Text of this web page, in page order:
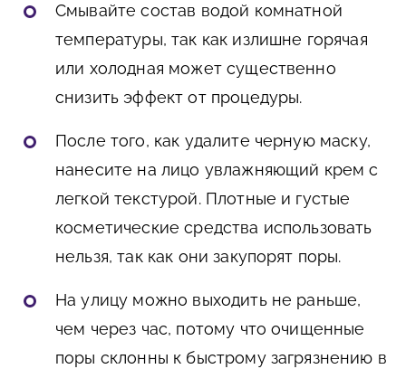
Смывайте состав водой комнатной
температуры, так как излишне горячая
или холодная может существенно
снизить эффект от процедуры.
После того, как удалите черную маску,
нанесите на лицо увлажняющий крем с
легкой текстурой. Плотные и густые
косметические средства использовать
нельзя, так как они закупорят поры.
На улицу можно выходить не раньше,
чем через час, потому что очищенные
поры склонны к быстрому загрязнению в